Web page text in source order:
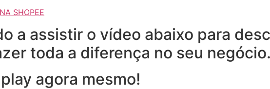
SHOPEE
a assistir o vídeo abaixo para
toda a diferença no seu negócio.
agora mesmo!